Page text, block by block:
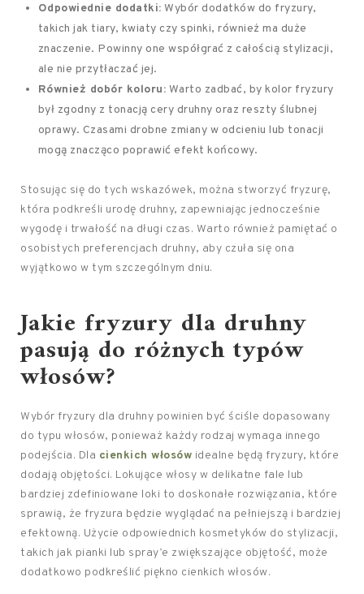
Odpowiednie dodatki: Wybór dodatków do fryzury,
takich jak tiary, kwiaty czy spinki, również ma duże
znaczenie. Powinny one współgrać z całością stylizacji,
ale nie przytłaczać jej.
Również dobór koloru: Warto zadbać, by kolor fryzury
był zgodny z tonacją cery druhny oraz reszty ślubnej
oprawy. Czasami drobne zmiany w odcieniu lub tonacji
mogą znacząco poprawić efekt końcowy.
Stosując się do tych wskazówek, można stworzyć fryzurę,
która podkreśli urodę druhny, zapewniając jednocześnie
wygodę i trwałość na długi czas. Warto również pamiętać o
osobistych preferencjach druhny, aby czuła się ona
wyjątkowo w tym szczególnym dniu.
Jakie fryzury dla druhny
pasują do różnych typów
włosów?
Wybór fryzury dla druhny powinien być ściśle dopasowany
do typu włosów, ponieważ każdy rodzaj wymaga innego
podejścia. Dla cienkich włosów idealne będą fryzury, które
dodają objętości. Lokujące włosy w delikatne fale lub
bardziej zdefiniowane loki to doskonałe rozwiązania, które
sprawią, że fryzura będzie wyglądać na pełniejszą i bardziej
efektowną. Użycie odpowiednich kosmetyków do stylizacji,
takich jak pianki lub spray’e zwiększające objętość, może
dodatkowo podkreślić piękno cienkich włosów.